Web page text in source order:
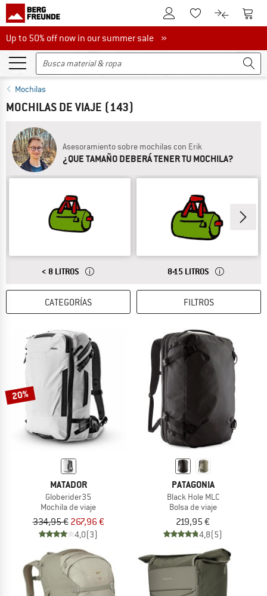
A la cuenta de cliente
A la lista de
A la A la
Up to 50% off now in our summer sale
Up to 50% off now in our summer sale »
Mochilas
MOCHILAS DE VIAJE (143)
Asesoramiento sobre mochilas con Erik
¿QUE TAMAÑO DEBERÁ TENER TU MOCHILA?
RESPUESTA
< 8 LITROS SON APTAS PARA ACTIVIDADES DE OCIO
RESPUESTA
8-15 LITROS SON
CATEGORÍAS FILTROS
20%
MATADOR
Globerider35
Mochila de viaje
334,95 € 267,96 €
4,0(3)
PATAGONIA
Black Hole MLC
Bolsa de viaje
219,95 €
4,8(5)